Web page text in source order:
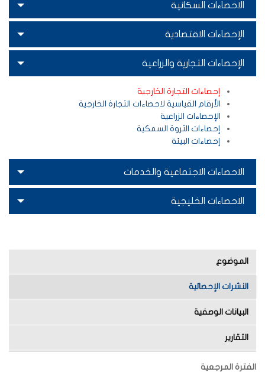
الاحصاءات السكانية
الإحصاءات الاقتصادية
الإحصاءات التجارية والزراعية
إحصاءات التجارة الخارجية
الأرقام القياسية لاحصاءات التجارة الخارجية
الإحصاءات الزراعية
إحصاءات الثروة السمكية
إحصاءات البيئة
الاحصاءات الاجتماعية والخدمات
الاحصاءات الخليجية
الموضوع
النشرات الإحصائية
البيانات الوصفية
التقارير
الفترة المرجعية